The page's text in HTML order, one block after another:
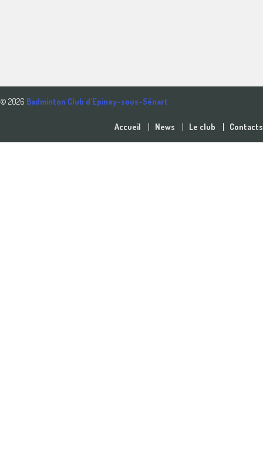
© 2026 Badminton Club d'Epinay-sous-Sénart
Accueil News Le club Contacts